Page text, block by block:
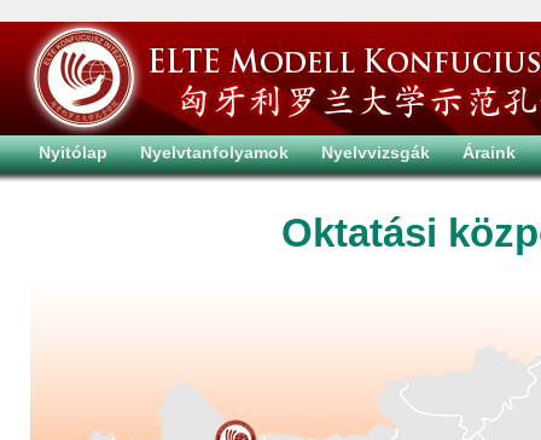
Nyitólap Nyelvtanfolyamok Nyelvvizsgák Áraink
Oktatási